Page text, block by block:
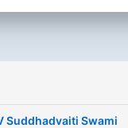
Suddhadvaiti Swami